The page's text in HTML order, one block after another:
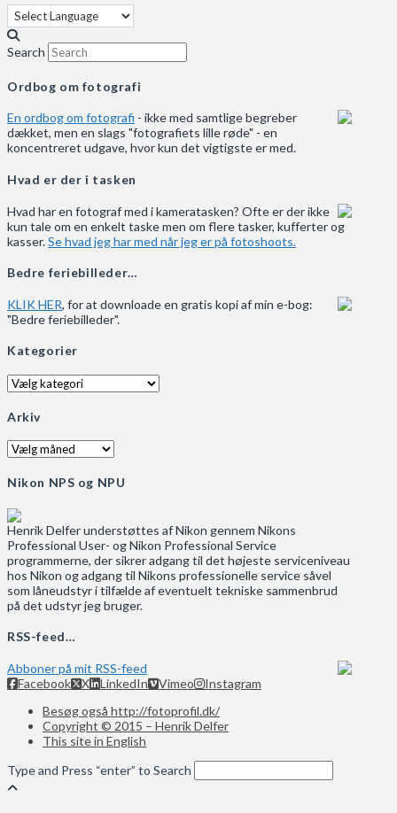
Search
Ordbog om fotografi
En ordbog om fotografi - ikke med samtlige begreber
dækket, men en slags "fotografiets lille røde" - en
koncentreret udgave, hvor kun det vigtigste er med.
Hvad er der i tasken
Hvad har en fotograf med i kameratasken? Ofte er der ikke
kun tale om en enkelt taske men om flere tasker, kufferter og
kasser.Se hvad jeg har med når jeg er på fotoshoots.
Bedre feriebilleder…
KLIK HER, for at downloade en gratis kopi af min e-bog:
"Bedre feriebilleder".
Kategorier
Kategorier
Arkiv
Arkiv
Nikon NPS og NPU
Henrik Delfer understøttes af Nikon gennem Nikons
Professional User- og Nikon Professional Service
programmerne, der sikrer adgang til det højeste serviceniveau
hos Nikon og adgang til Nikons professionelle service såvel
som låneudstyr i tilfælde af eventuelt tekniske sammenbrud
på det udstyr jeg bruger.
RSS-feed…
Abboner på mit RSS-feed
Facebook
X LinkedIn Vimeo
Instagram
Besøg også http://fotoprofil.dk/
Copyright © 2015 – Henrik Delfer
This site in English
Type and Press “enter” to Search